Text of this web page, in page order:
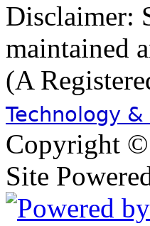
Disclaimer:
maintained
(A
Technology
Copyright ©
Site